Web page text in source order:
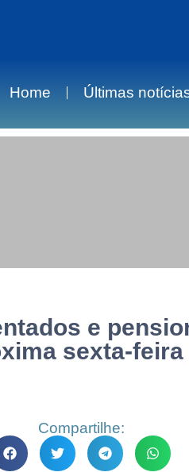
Home Últimas
e
sexta-feira
Compartilhe: